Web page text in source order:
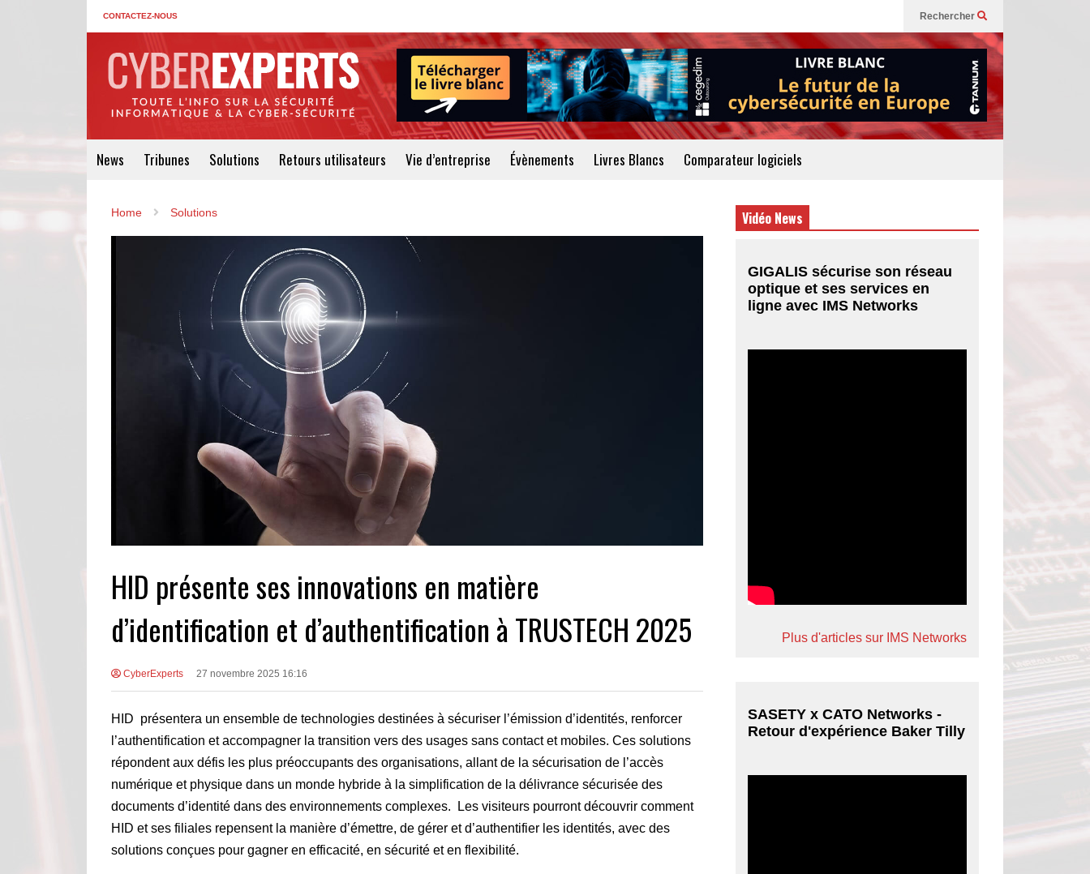
CONTACTEZ-NOUS Rechercher
News Tribunes Solutions Retours utilisateurs Vie d’entreprise Évènements Livres Blancs Comparateur logiciels
Home Solutions
HID présente ses innovations en matière
d’identification et d’authentification à TRUSTECH 2025
CyberExperts 27 novembre 2025 16:16
HID présentera un ensemble de technologies destinées à sécuriser l’émission d’identités, renforcer
l’authentification et accompagner la transition vers des usages sans contact et mobiles. Ces solutions
répondent aux défis les plus préoccupants des organisations, allant de la sécurisation de l’accès
numérique et physique dans un monde hybride à la simplification de la délivrance sécurisée des
documents d’identité dans des environnements complexes. Les visiteurs pourront découvrir comment
HID et ses filiales repensent la manière d’émettre, de gérer et d’authentifier les identités, avec des
solutions conçues pour gagner en efficacité, en sécurité et en flexibilité.
Vidéo News
GIGALIS sécurise son réseau
optique et ses services en
ligne avec IMS Networks
Plus d'articles sur IMS Networks
SASETY x CATO Networks -
Retour d'expérience Baker Tilly